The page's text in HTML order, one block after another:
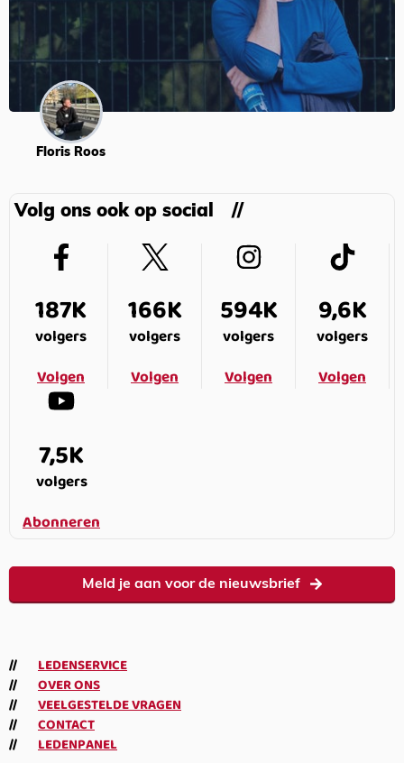
Floris Roos
Volg ons ook op social
187K
volgers
Volgen
166K
volgers
Volgen
594K
volgers
Volgen
9,6K
volgers
Volgen
7,5K
volgers
Abonneren
Meld je aan voor de nieuwsbrief
LEDENSERVICE
OVER ONS
VEELGESTELDE VRAGEN
CONTACT
LEDENPANEL